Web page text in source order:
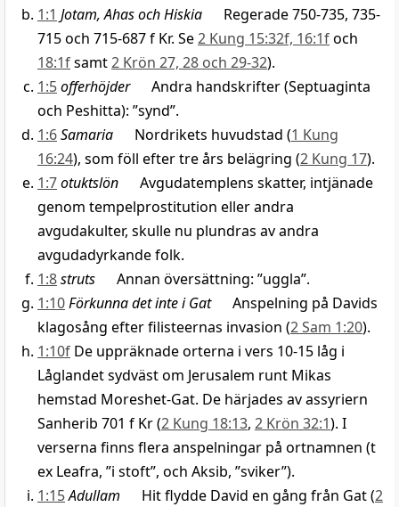
1:1 Jotam, Ahas och Hiskia Regerade 750-735, 735-
715 och 715-687 f Kr. Se2 Kung 15:32f, 16:1foch
18:1fsamt2 Krön 27, 28 och 29-32).
1:5offerhöjderAndra handskrifter (Septuaginta
och Peshitta): ”synd”.
1:6Samaria Nordrikets huvudstad (1 Kung
16:24), som föll efter tre års belägring (2 Kung 17).
1:7otuktslön Avgudatemplens skatter, intjänade
genom tempelprostitution eller andra
avgudakulter, skulle nu plundras av andra
avgudadyrkande folk.
1:8struts Annan översättning: ”uggla”.
1:10Förkunna det inte i GatAnspelning på Davids
klagosång efter filisteernas invasion (2 Sam 1:20).
1:10f De uppräknade orterna i vers 10-15 låg i
Låglandet sydväst om Jerusalem runt Mikas
hemstad Moreshet-Gat. De härjades av assyriern
Sanherib 701 f Kr (2 Kung 18:13, 2 Krön 32:1). I
verserna finns flera anspelningar på ortnamnen (t
ex Leafra, ”i stoft”, och Aksib, ”sviker”).
1:15Adullam Hit flydde David en gång från Gat (2